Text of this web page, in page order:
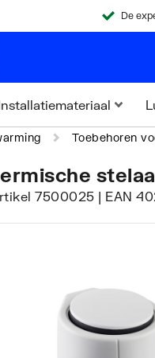
De
Toebehoren
7500025 | EAN